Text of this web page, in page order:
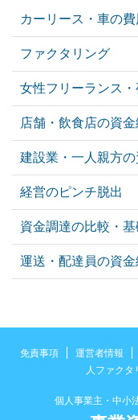
カーリース・車の費
ファクタリング
女性フリーランス
店舗・飲食店の資金
建設業・一人親方の
経営のピンチ脱出
資金調達の比較・
運送・配達員の資金
免責事項 運営者情報
人ファクタ
個人事業主・中小